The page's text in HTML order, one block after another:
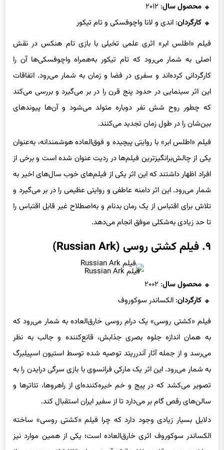
محصول سال: ۲۰۱۲
کارگردان: اندی و لانا واچوفسکی و تام تیکور
فیلم «اطلس ابر» اثری علمی تخیلی با بازی تام هنکس در نقش
اصلی به شمار می‌رود که تام تیکور به‌همراه واچوفسکی‌ها آن را
کارگردانی کرده‌اند و سفری در فضا و زمان به شمار می‌رود. اتفاقات
این اثر سینمایی در حدود پنج قرن را در بر می‌گیرد و بررسی می‌کند
که چطور روح شش نفر دوباره متولد می‌شود و آن‌ها پیوندهای
بین‌شان را در طول زمان تجدید می‌کنند.
فیلم «اطلس ابر» با روایتی پیچیده و فوق‌العاده هوشمندانه، به‌عنوان
یکی از چالش‌برانگیزترین فیلم‌ها در ردیت عنوان شده است و برخی از
افراد اظهار داشتند که این اثر یکی از فیلم‌های خوب سال‌های اخیر به
شمار می‌رود. این اثر دامنه عاطفی و روایتی عظیمی را در بر می‌گیرد و
تلاش برای اقتباس از یک رمان بدنام و به‌اصطلاح غیر قابل اقتباس را
تا حد زیادی به‌شکلی موفق انجام می‌دهد.
۹. فیلم کشتی روسی (Russian Ark)
فیلم Russian Ark
محصول سال: ۲۰۰۲
کارگردان: الکساندر سوکوروف
فیلم «کشتی روسی» یک درام روسی خارق‌العاده به شمار می‌رود که
به همان اندازه جلوه بصری جذابش، قانع‌کننده و جالب به نظر
می‌رسد و از جمله آثار آندرریتد توصیه شده توسط استیون اسپیلبرگ
به شمار می‌رود. این اثر یک مارکی فرانسوی با بازی سرگی درایدن را به
تصویر می‌کشد که در پیج و خم خیره‌کننده‌ای از راهروها، تئاترها و
سالن‌های رقص گام بر می‌دارد تا از سفیر ایران استقبال کند.
دلایل بسیار زیادی وجود دارد که چرا فیلم «کشتی روسی» ساخته
الکساندر سوکوروف اثری خارق‌العاده است؛ یکی از همین موارد نیز